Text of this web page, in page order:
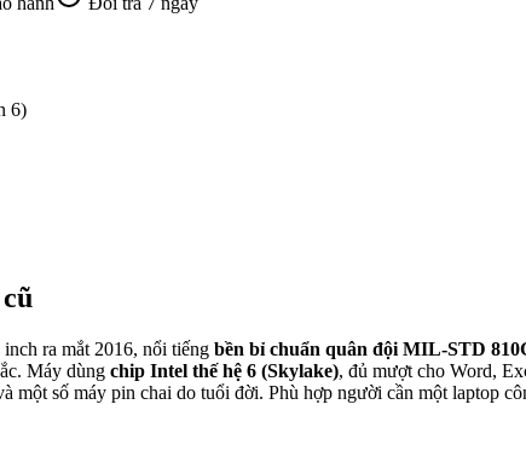
6)
cũ
ra mắt 2016, nổi tiếng bền bỉ chuẩn quân đội MIL-STD
Máy dùng chip Intel thế hệ 6 (Skylake), đủ mượt cho Word,
một số máy pin chai do tuổi đời. Phù hợp người cần một laptop